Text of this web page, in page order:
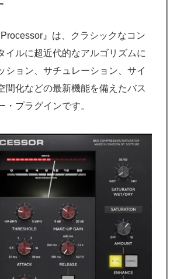
』は、クラシックなコン
イルに超近代的なアルゴリズムに
ション、サチュレーション、サイ
間化などの最新機能を備えたバス
・プラグインです。